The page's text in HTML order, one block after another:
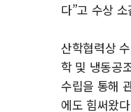
다”고 수상
산학협력상
학 및 냉동공
수립을 통해
에도 힘써왔